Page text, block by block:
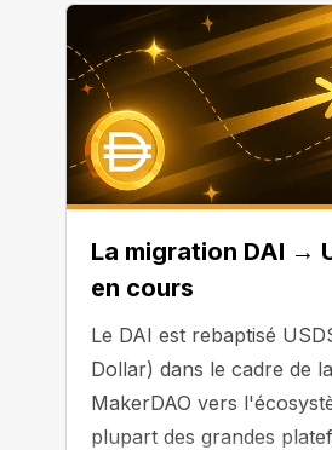
La migration DAI →
en cours
Le DAI est rebaptisé
Dollar) dans le cadre de
MakerDAO vers
plupart des grandes